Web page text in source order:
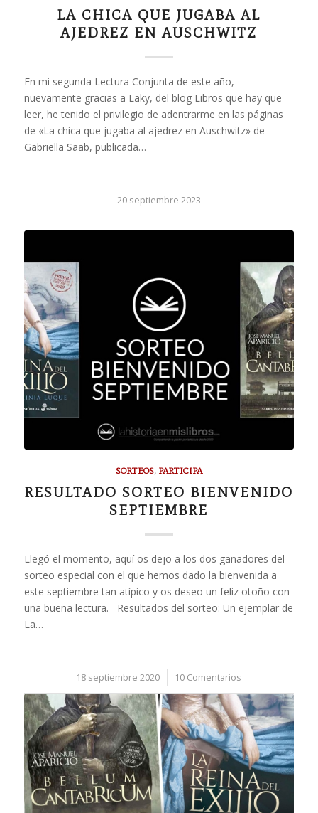
LA CHICA QUE JUGABA AL
AJEDREZ EN AUSCHWITZ
En mi segunda Lectura Conjunta de este año,
nuevamente gracias a Laky, del blog Libros que hay que
leer, he tenido el privilegio de adentrarme en las páginas
de «La chica que jugaba al ajedrez en Auschwitz» de
Gabriella Saab, publicada…
20 septiembre 2023
SORTEOS, PARTICIPA
RESULTADO SORTEO BIENVENIDO
SEPTIEMBRE
Llegó el momento, aquí os dejo a los dos ganadores del
sorteo especial con el que hemos dado la bienvenida a
este septiembre tan atípico y os deseo un feliz otoño con
una buena lectura. Resultados del sorteo: Un ejemplar de
La…
18 septiembre 2020
/ 10 Comentarios